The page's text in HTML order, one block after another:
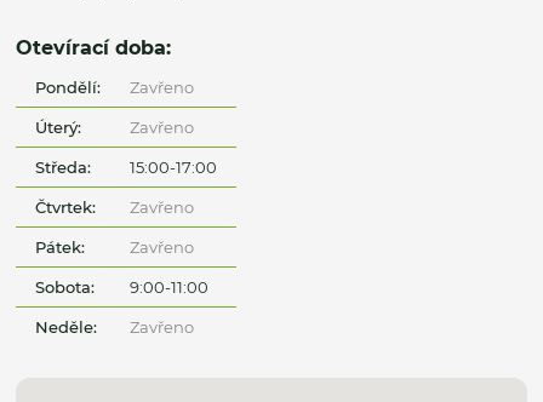
Otevírací doba:
Pondělí: Zavřeno
Úterý: Zavřeno
Středa: 15:00-17:00
Čtvrtek: Zavřeno
Pátek: Zavřeno
Sobota: 9:00-11:00
Neděle: Zavřeno